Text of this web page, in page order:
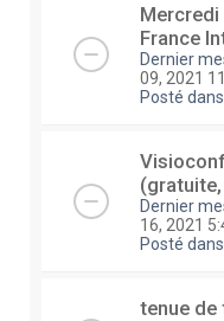
France
Dernier
09, 2021
Posté dans
Dernier
16, 2021
Posté dans
tenue de